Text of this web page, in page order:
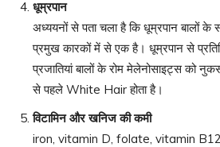
धूम्रपान
अध्ययनों से पता चला है कि धूम्रपान बालों
प्रमुख कारकों में से एक है। धूम्रपान से
प्रजातियां बालों के रोम मेलेनोसाइट्स को
से पहले White Hair होता है।
विटामिन और खनिज की कमी
iron, vitamin D, folate, vitamin